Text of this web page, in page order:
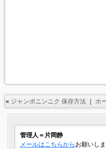
« ジャンボニンニク 保存方法 ｜ホ
管理人＝片岡静
メールはこちらから お願いし